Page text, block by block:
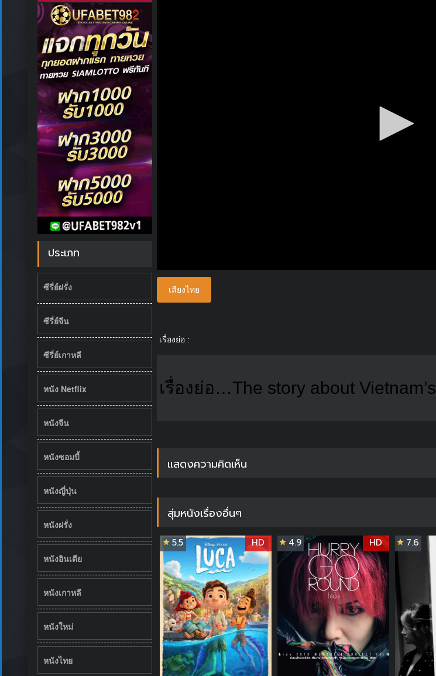
ประเภท
ซีรี่ย์ฝรั่ง
ซีรี่ย์จีน
ซีรี่ย์เกาหลี
หนัง Netflix
หนังจีน
หนังซอมบี้
หนังญี่ปุ่น
หนังฝรั่ง
หนังอินเดีย
หนังเกาหลี
หนังใหม่
หนังไทย
เสียงไทย
เรื่องย่อ :
เรื่องย่อ…The story about
แสดงความคิดเห็น
สุ่มหนังเรื่องอื่นๆ
5.5 HD 4.9 HD 7.6